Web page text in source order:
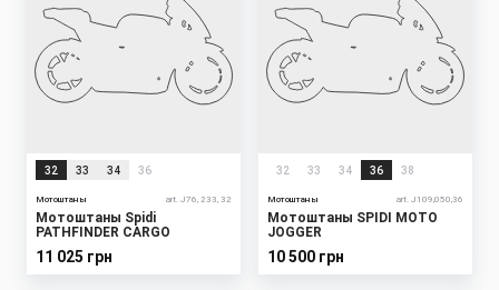
32 33 34 36
Мотоштаны art. J76, 233, 32
Мотоштаны Spidi
PATHFINDER CARGO
11 025 грн
32 33 34 36 38
Мотоштаны art. J109,050,36
Мотоштаны SPIDI MOTO
JOGGER
10 500 грн